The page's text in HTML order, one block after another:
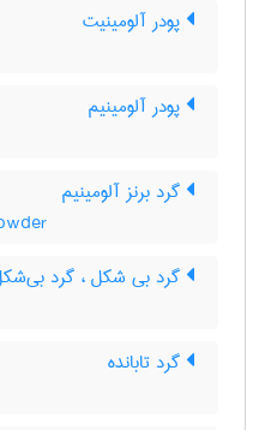
پودر آلومینیت
پودر آلومینیم
گرد برنز آلومینیم
گرد بی شکل ، گرد
گرد تابانده